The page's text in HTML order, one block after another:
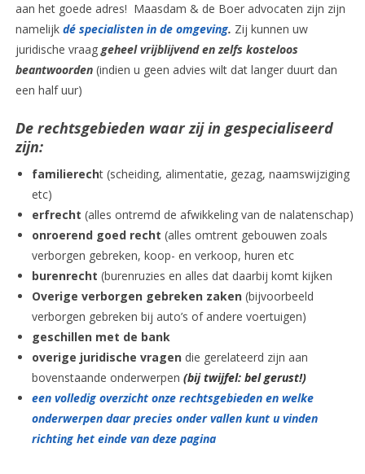
aan het goede adres! Maasdam & de Boer advocaten zijn zijn
namelijk dé specialisten in de omgeving. Zij kunnen uw
juridische vraaggeheel vrijblijvend en zelfs kosteloos
beantwoorden(indien u geen advies wilt dat langer duurt dan
een half uur)
De rechtsgebieden waar zij in gespecialiseerd
zijn:
familierecht (scheiding, alimentatie, gezag, naamswijziging
etc)
erfrecht (alles ontremd de afwikkeling van de nalatenschap)
onroerend goed recht (alles omtrent gebouwen zoals
verborgen gebreken, koop- en verkoop, huren etc
burenrecht (burenruzies en alles dat daarbij komt kijken
Overige verborgen gebreken zaken(bijvoorbeeld
verborgen gebreken bij auto’s of andere voertuigen)
geschillen met de bank
overige juridische vragen die gerelateerd zijn aan
bovenstaande onderwerpen (bij twijfel: bel gerust!)
een volledig overzicht onze rechtsgebieden en welke
onderwerpen daar precies onder vallen kunt u vinden
richting het einde van deze pagina